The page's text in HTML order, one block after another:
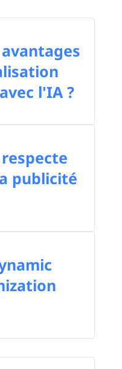
l'IA ?
publicité